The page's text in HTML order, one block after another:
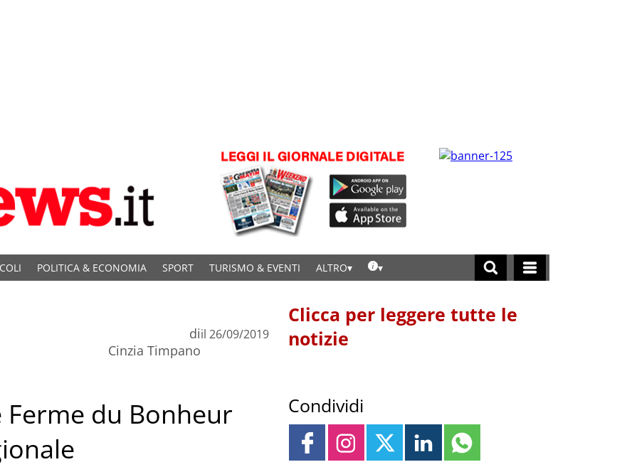
POLITICA & ECONOMIA SPORT TURISMO & EVENTI ALTRO
di
Cinzia Timpano
il 26/09/2019
du Bonheur
Clicca per leggere tutte le
notizie
Condividi